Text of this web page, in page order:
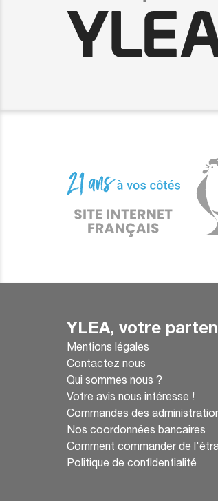
YLEA, votre
Mentions légales
Contactez nous
Qui sommes nous ?
Votre avis nous intéresse !
Commandes des
Nos coordonnées bancaires
Comment commander de
Politique de confidentialité